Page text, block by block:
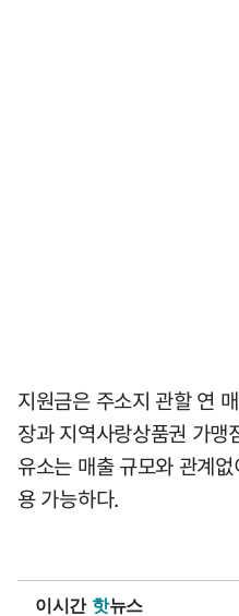
지원금은 주소지 관할 연
장과 지역사랑상품권 가
유소는 매출 규모와 관계
용 가능하다.
이시간 핫뉴스